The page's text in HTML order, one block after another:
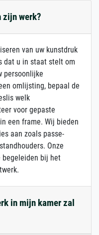
zijn werk?
van uw kunstdruk
dat u in staat stelt om
persoonlijke
omlijsting, bepaal de
welk
voor gepaste
een frame. Wij bieden
aan zoals passe-
Onze
begeleiden bij het
in mijn kamer zal